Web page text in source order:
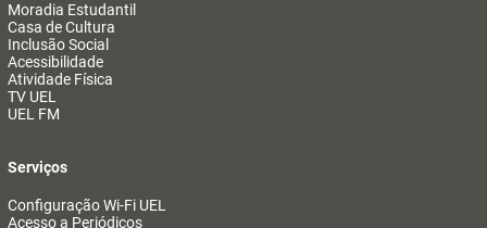
Moradia Estudantil
Casa de Cultura
Inclusão Social
Acessibilidade
Atividade Física
TV UEL
UEL FM
Serviços
Configuração Wi-Fi UEL
Acesso a Periódicos